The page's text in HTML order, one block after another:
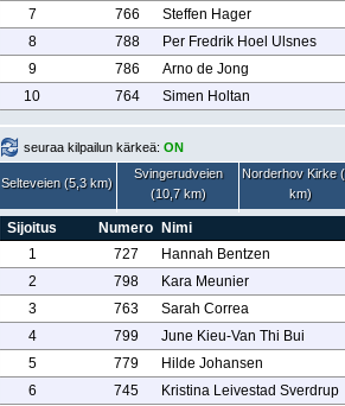
7
766
Steffen Hager
8
788
Per Fredrik Hoel Ulsnes
9
786
Arno de Jong
10
764 Simen Holtan
seuraa kilpailun kärkeä: ON
Selteveien (5,3 km)
Svingerudveien
(10,7 km)
Norderhov Kirke
km)
Sijoitus Numero
Nimi
1
727
Hannah Bentzen
2
798
Kara Meunier
3
763
Sarah Correa
4
799
June Kieu-Van Thi Bui
5
779
Hilde Johansen
6
745
Kristina Leivestad Sverdrup